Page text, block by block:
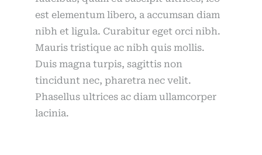
est elementum libero, a accumsan diam
nibh et ligula. Curabitur eget orci nibh.
Mauris tristique ac nibh quis mollis.
Duis magna turpis, sagittis non
tincidunt nec, pharetra nec velit.
Phasellus ultrices ac diam ullamcorper
lacinia.